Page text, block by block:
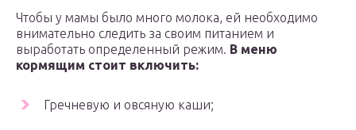
Чтобы у мамы было много молока, ей необходимо
внимательно следить за своим питанием и
выработать определенный режим. В меню
кормящим стоит включить:
Гречневую и овсяную каши;